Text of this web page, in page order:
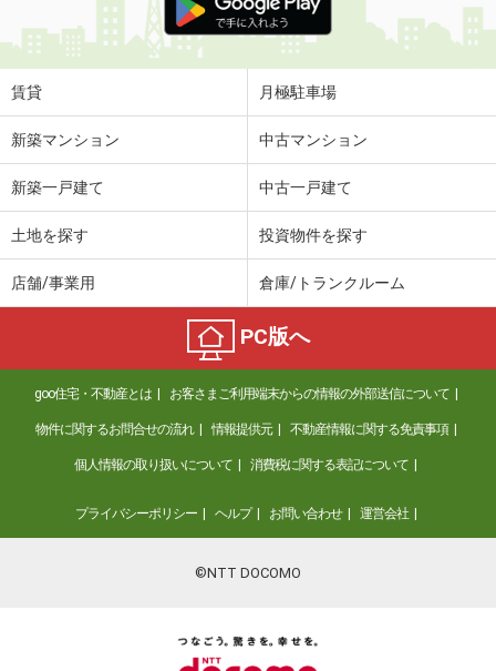
賃貸 月極駐車場
新築マンション 中古マンション
新築一戸建て 中古一戸建て
土地を探す 投資物件を探す
店舗/事業用 倉庫/トランクルーム
PC版へ
goo住宅・不動産とは お客さまご利用端末からの情報の外部送信について
物件に関するお問合せの流れ 情報提供元 不動産情報に関する免責事項
個人情報の取り扱いについて 消費税に関する表記について
プライバシーポリシー ヘルプ お問い合わせ 運営会社
©NTT DOCOMO